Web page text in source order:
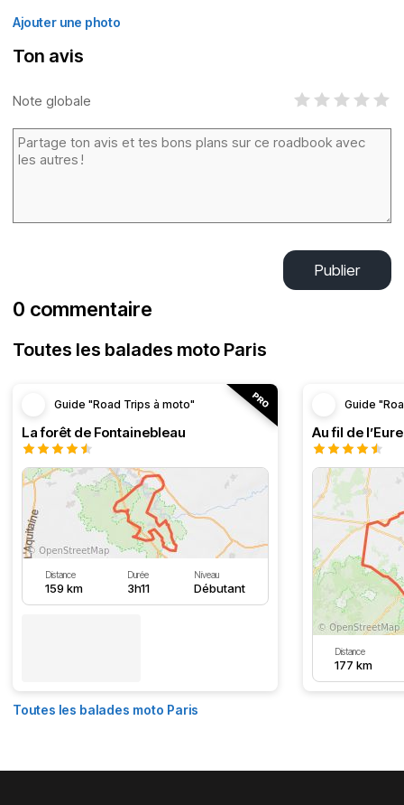
Ajouter une photo
Ton avis
Note globale
Publier
0 commentaire
Toutes les balades moto Paris
Guide "Road Trips à moto"
La forêt de Fontainebleau
Distance
159 km
Durée
3h11
Niveau
Débutant
Guide
Au fil de l’Eure
Distance
177 km
Toutes les balades moto Paris